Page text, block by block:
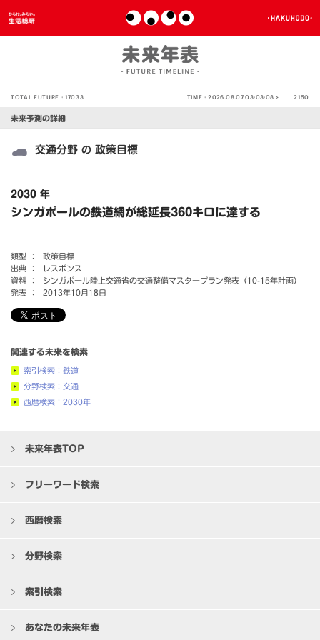
TOTAL FUTURE :17033 TIME :2026.08.07 03:03:08 > 2150
未来予測の詳細
交通分野 の 政策目標
2030 年
シンガポールの鉄道網が総延長360キロに達する
類型 ：
政策目標
出典 ：
レスポンス
資料 ：
シンガポール陸上交通省の交通整備マスタープラン発表（10-15年計画）
発表 ：
2013年10月18日
関連する未来を検索
索引検索：鉄道
分野検索：交通
西暦検索：2030年
未来年表TOP
フリーワード検索
西暦検索
分野検索
索引検索
あなたの未来年表